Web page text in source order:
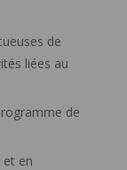
de
liées au
de
et en